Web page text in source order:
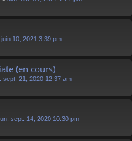
juin 10, 2021 3:39 pm
(en cours)
sept. 21, 2020 12:37 am
sept. 14, 2020 10:30 pm